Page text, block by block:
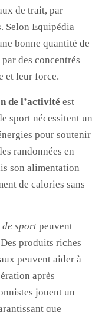
de trait, par
Selon Equipédia
bonne quantité de
des concentrés
et leur force.
de l’activité est
sport nécessitent un
pour soutenir
randonnées en
son alimentation
de calories sans
de sport peuvent
produits riches
peuvent aider à
après
jouent un
que